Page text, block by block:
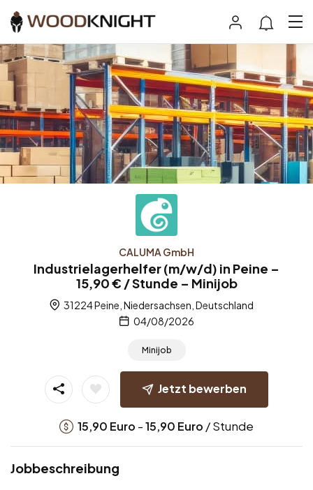
CALUMA GmbH
Industrielagerhelfer (m/w/d) in Peine –
15,90 € / Stunde – Minijob
31224 Peine, Niedersachsen, Deutschland
04/08/2026
Minijob
Jetzt bewerben
15,90 Euro -15,90 Euro / Stunde
Jobbeschreibung